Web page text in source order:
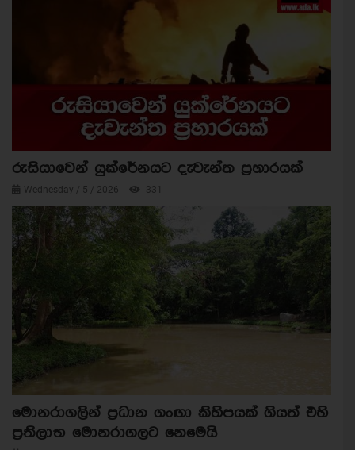
රුසියාවෙන් යුක්රේනයට දැවැන්ත ප්‍රහාරයක්
Wednesday / 5 / 2026 331
මොනරාගලින් ප්‍රධාන ගංඟා කිහිපයක් ගියත් එහි
ප්‍රතිලාභ මොනරාගලට නෙමෙයි